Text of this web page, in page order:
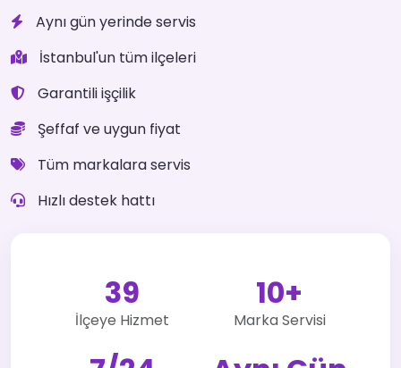
Aynı gün yerinde servis
İstanbul'un tüm ilçeleri
Garantili işçilik
Şeffaf ve uygun fiyat
Tüm markalara servis
Hızlı destek hattı
39
İlçeye Hizmet
10+
Marka Servisi